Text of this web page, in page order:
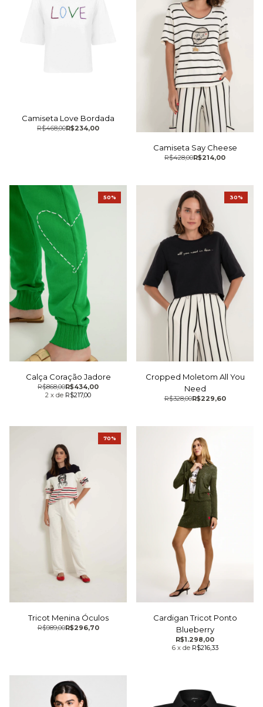
Camiseta Love Bordada
R$234,00
R$468,00
Camiseta Say Cheese
R$214,00
R$428,00
Calça Coração Jadore
R$434,00
R$868,00
2 x de R$217,00
50%
Cropped Moletom All You
Need
R$229,60
R$328,00
30%
Tricot Menina Óculos
R$296,70
R$989,00
70%
Cardigan Tricot Ponto
Blueberry
R$1.298,00
6 x de R$216,33